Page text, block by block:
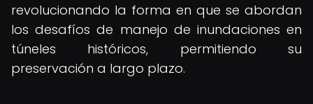
revolucionando la forma en que se abordan
los desafíos de manejo de inundaciones en
túneles históricos, permitiendo su
preservación a largo plazo.